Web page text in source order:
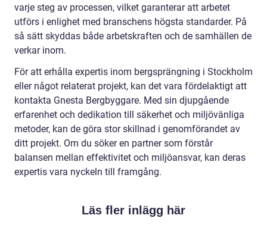
varje steg av processen, vilket garanterar att arbetet
utförs i enlighet med branschens högsta standarder. På
så sätt skyddas både arbetskraften och de samhällen de
verkar inom.
För att erhålla expertis inom bergsprängning i Stockholm
eller något relaterat projekt, kan det vara fördelaktigt att
kontakta Gnesta Bergbyggare. Med sin djupgående
erfarenhet och dedikation till säkerhet och miljövänliga
metoder, kan de göra stor skillnad i genomförandet av
ditt projekt. Om du söker en partner som förstår
balansen mellan effektivitet och miljöansvar, kan deras
expertis vara nyckeln till framgång.
Läs fler inlägg här